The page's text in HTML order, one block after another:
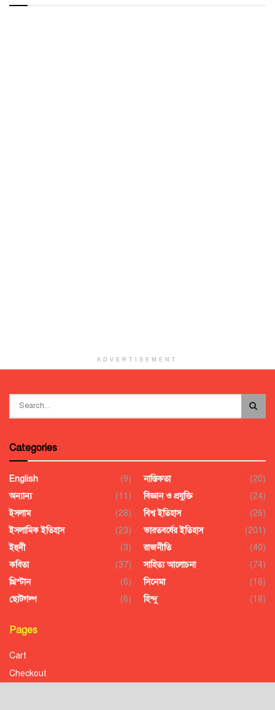
ADVERTISEMENT
Categories
English
(9)
অন্যান্য
(11)
ইসলাম
(28)
ইসলামিক ইতিহাস
(23)
ইহুদী
(3)
কবিতা
(37)
খ্রিস্টান
(6)
ছোটগল্প
(6)
নাস্তিকতা
(20)
বিজ্ঞান ও প্রযুক্তি
(24)
বিশ্ব ইতিহাস
(26)
ভারতবর্ষের ইতিহাস
(201)
রাজনীতি
(40)
সাহিত্য আলোচনা
(74)
সিনেমা
(18)
হিন্দু
(18)
Pages
Cart
Checkout